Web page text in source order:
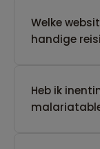
Welke
handige
Heb ik